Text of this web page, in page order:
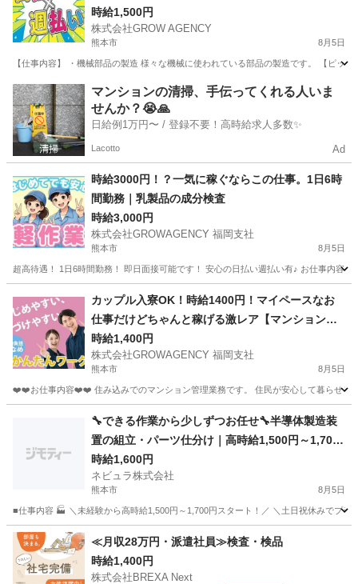
時給1,500円
株式会社GROW AGENCY
熊本市 8月5日
【仕事内容】 ・機械部品の製造 様々な機械に使われている部品の製造です。 【ピ
熊本 熊本市 工場 個室
マンションの清掃、手伝ってくれる人いま
せんか？😭🙏
日給例1万円〜 / 登録不要！高時給求人多数✨
Lacotto Ad
時給3000円！？一気に稼ぐならこの仕事。1日6時
間勤務｜乳製品の成分検査
時給3,000円
株式会社GROWAGENCY 福岡支社
熊本市 8月5日
超高待遇！ 1日6時間勤務！ 即日面接可能です！ 安心の日払い週払い有♪ お仕事内容
その他 4勤2休
カップル入寮OK！時給1400円！マイペースなお
仕事だけどちゃんと稼げる激レア【マンション管
理】
時給1,400円
株式会社GROWAGENCY 福岡支社
熊本市 8月5日
❤️❤️お仕事内容❤️❤️ 住み込みでのマンション管理業務です。 住民が安心して暮らせる
その他 マイペース
🔧できる作業から少しずつお任せ🔧半導体製造装
置の組立・パーツ仕分け｜高時給1,500円～1,700
円｜日払いOK｜土日祝休み｜熊本県菊池市【139
985】
時給1,600円
ネビュラ株式会社
熊本市 8月5日
■仕事内容 🏭 ＼未経験から高時給1,500円～1,700円スタート！／ ＼土日祝休みでプ
熊本 熊本市 軽作業 オンライン
≪月収28万円・派遣社員≫検査・検品
時給1,400円
株式会社BREXA Next